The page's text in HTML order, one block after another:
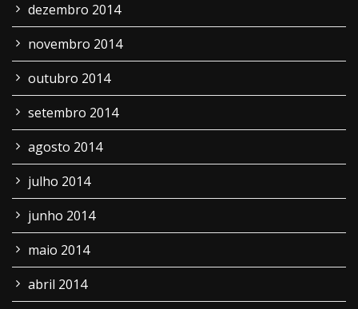
dezembro 2014
novembro 2014
outubro 2014
setembro 2014
agosto 2014
julho 2014
junho 2014
maio 2014
abril 2014